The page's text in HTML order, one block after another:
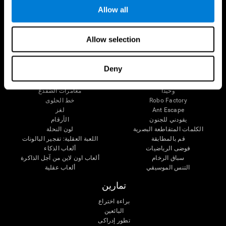
Allow all
Allow selection
Deny
ألعاب عقلية
الكلمات المتقاطعة الصغيرة
Crystal Miner
وحيدا
Robo Factory
Ant Escape
يقودني للجنون
الكلمات المتقاطعة البصرية
قم بالمطابقة
فوضى الرياضيات
سباق الرخام
التنس الموسيقي
العثور عن الحيوات الأليف
اللغز الفني 3D
مغامرات الضفدع
خط الحلوى
لغز
الأرقام
لون النحلة
اللعبة العقلية: تفجير البالونات
ألعاب الذكاء
ألعاب اون لاين من آجل الذاكرة
ألعاب عقلية
تمارين
براءة اختراع
البائعين
تطور إدراكى